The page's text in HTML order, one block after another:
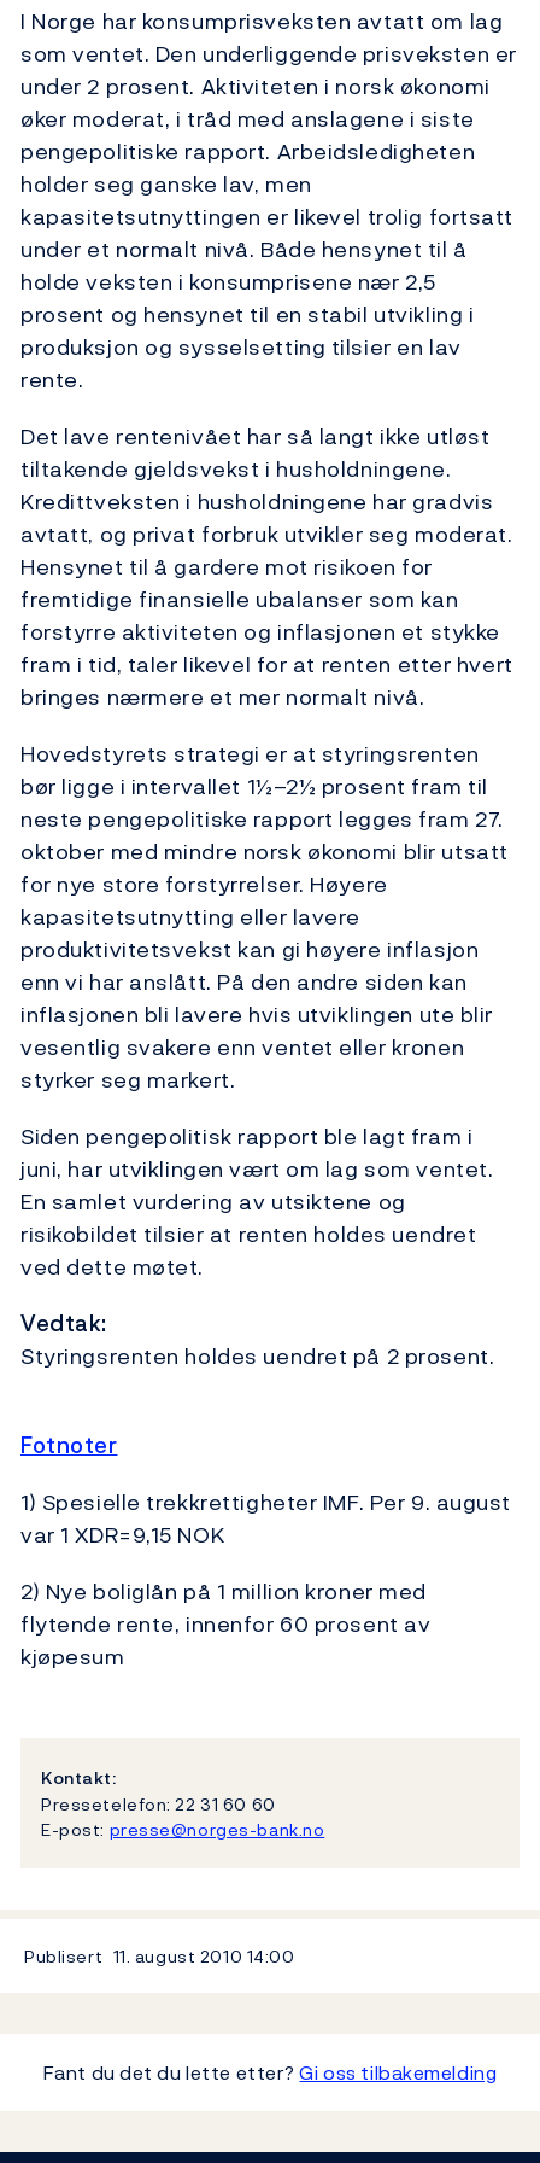
I Norge har konsumprisveksten avtatt om lag
som ventet. Den underliggende prisveksten er
under 2 prosent. Aktiviteten i norsk økonomi
øker moderat, i tråd med anslagene i siste
pengepolitiske rapport. Arbeidsledigheten
holder seg ganske lav, men
kapasitetsutnyttingen er likevel trolig fortsatt
under et normalt nivå. Både hensynet til å
holde veksten i konsumprisene nær 2,5
prosent og hensynet til en stabil utvikling i
produksjon og sysselsetting tilsier en lav
rente.
Det lave rentenivået har så langt ikke utløst
tiltakende gjeldsvekst i husholdningene.
Kredittveksten i husholdningene har gradvis
avtatt, og privat forbruk utvikler seg moderat.
Hensynet til å gardere mot risikoen for
fremtidige finansielle ubalanser som kan
forstyrre aktiviteten og inflasjonen et stykke
fram i tid, taler likevel for at renten etter hvert
bringes nærmere et mer normalt nivå.
Hovedstyrets strategi er at styringsrenten
bør ligge i intervallet 1½–2½ prosent fram til
neste pengepolitiske rapport legges fram 27.
oktober med mindre norsk økonomi blir utsatt
for nye store forstyrrelser. Høyere
kapasitetsutnytting eller lavere
produktivitetsvekst kan gi høyere inflasjon
enn vi har anslått. På den andre siden kan
inflasjonen bli lavere hvis utviklingen ute blir
vesentlig svakere enn ventet eller kronen
styrker seg markert.
Siden pengepolitisk rapport ble lagt fram i
juni, har utviklingen vært om lag som ventet.
En samlet vurdering av utsiktene og
risikobildet tilsier at renten holdes uendret
ved dette møtet.
Vedtak:
Styringsrenten holdes uendret på 2 prosent.
Fotnoter
1) Spesielle trekkrettigheter IMF. Per 9. august
var 1 XDR=9,15 NOK
2) Nye boliglån på 1 million kroner med
flytende rente, innenfor 60 prosent av
kjøpesum
Kontakt:
Pressetelefon: 22 31 60 60
E-post: presse@norges-bank.no
Publisert 11. august 2010 14:00
Fant du det du lette etter?Gi oss tilbakemelding